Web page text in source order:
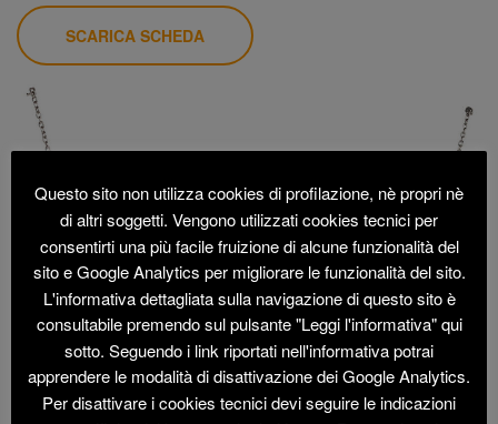
SCARICA SCHEDA
Questo sito non utilizza cookies di profilazione, nè propri nè
di altri soggetti. Vengono utilizzati cookies tecnici per
consentirti una più facile fruizione di alcune funzionalità del
sito e Google Analytics per migliorare le funzionalità del sito.
L'informativa dettagliata sulla navigazione di questo sito è
consultabile premendo sul pulsante "Leggi l'informativa" qui
sotto. Seguendo i link riportati nell'informativa potrai
apprendere le modalità di disattivazione dei Google Analytics.
Per disattivare i cookies tecnici devi seguire le indicazioni